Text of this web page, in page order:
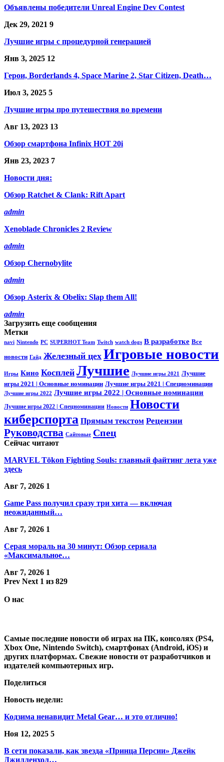
Объявлены победители Unreal Engine Dev Contest
Дек 29, 2021 9
Лучшие игры с процедурной генерацией
Янв 3, 2025 12
Герои, Borderlands 4, Space Marine 2, Star Citizen, Death…
Июл 3, 2025 5
Лучшие игры про путешествия во времени
Авг 13, 2023 13
Обзор смартфона Infinix HOT 20i
Янв 23, 2023 7
Новости дня:
Обзор Ratchet & Clank: Rift Apart
admin
Xenoblade Chronicles 2 Review
admin
Обзор Chernobylite
admin
Обзор Asterix & Obelix: Slap them All!
admin
Загрузить еще сообщения
Метки
navi Nintendo PC SUPERHOT Team Twitch watch dogs В разработке Все
новости Гайд Железный цех Игровые новости
Игры Кино Косплей Лучшие Лучшие игры 2021
Лучшие
игры 2021 | Основные номинации Лучшие игры 2021 | Спецноминации
Лучшие игры 2022 Лучшие игры 2022 | Основные номинации
Лучшие игры 2022 | Спецноминации Новости Новости
киберспорта Прямым текстом Рецензии
Руководства Сайтовые Спец
Сейчас читают
MARVEL Tōkon Fighting Souls: главный файтинг лета уже
здесь
Авг 7, 2026 1
Game Pass получил сразу три хита — включая
неожиданный…
Авг 7, 2026 1
Серая мораль на 30 минут: Обзор сериала
«Максимальное…
Авг 7, 2026 1
Prev Next 1 из 829
О нас
Самые последние новости об играх на ПК, консолях (PS4,
Xbox One, Nintendo Switch), смартфонах (Android, iOS) и
других платформах. Свежие новости от разработчиков и
издателей компьютерных игр.
Поделиться
Новость недели:
Кодзима ненавидит Metal Gear… и это отлично!
Ноя 12, 2025 5
В сети показали, как звезда «Принца Персии» Джейк
Джилленхол…